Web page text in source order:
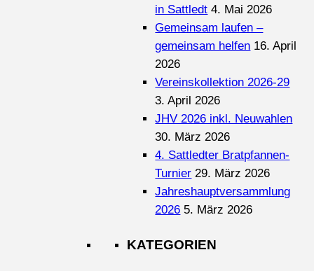
in Sattledt 4. Mai 2026
Gemeinsam laufen –
gemeinsam helfen 16. April
2026
Vereinskollektion 2026-29
3. April 2026
JHV 2026 inkl. Neuwahlen
30. März 2026
4. Sattledter Bratpfannen-
Turnier 29. März 2026
Jahreshauptversammlung
2026 5. März 2026
KATEGORIEN